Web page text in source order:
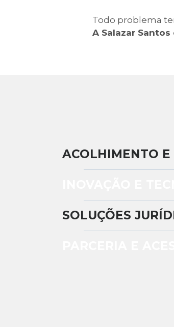
Todo problema
A Salazar
ACOLHIMENTO
SOLUÇÕES